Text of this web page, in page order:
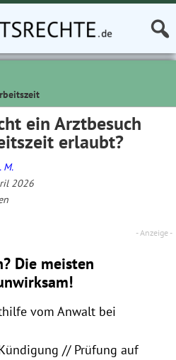
ein Arztbesuch
erlaubt?
M.
2026
Die meisten
vom Anwalt bei
// Prüfung auf